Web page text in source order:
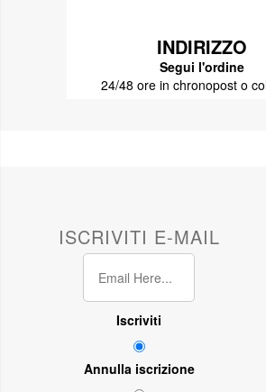
INDIRIZZO
Segui l'ordine
24/48 ore in chronopost o
ISCRIVITI E-MAIL
Iscriviti
Annulla iscrizione